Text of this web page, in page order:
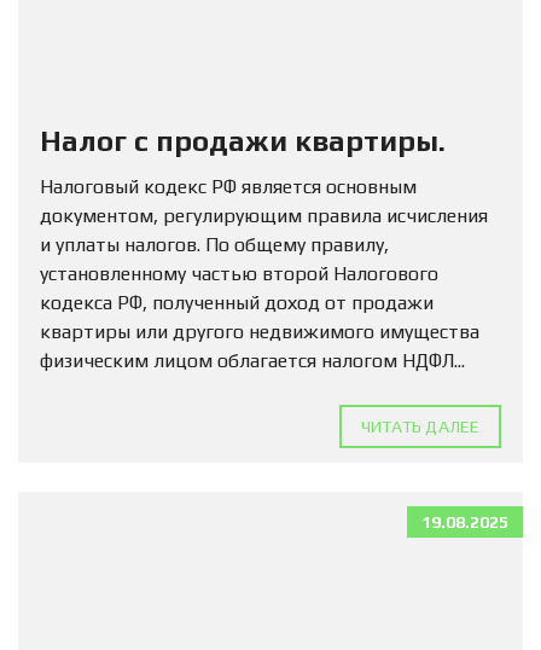
Налог с продажи квартиры.
Налоговый кодекс РФ является основным
документом, регулирующим правила исчисления
и уплаты налогов. По общему правилу,
установленному частью второй Налогового
кодекса РФ, полученный доход от продажи
квартиры или другого недвижимого имущества
физическим лицом облагается налогом НДФЛ...
ЧИТАТЬ ДАЛЕЕ
19.08.2025